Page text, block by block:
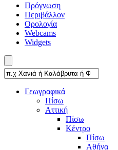
Πρόγνωση
Περιβάλλον
Ορολογία
Webcams
Widgets
Γεωγραφικά
Πίσω
Αττική
Πίσω
Κέντρο
Πίσω
Αθήνα